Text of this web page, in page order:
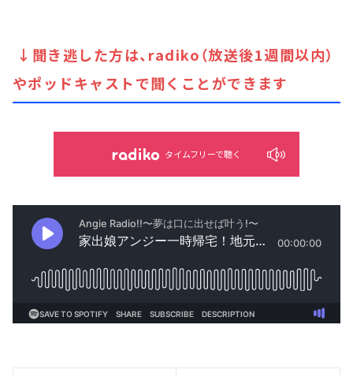
↓聞き逃した方は、radiko（放送後1週間以内）
やポッドキャストで聞くことができます
タイムフリーで聴く